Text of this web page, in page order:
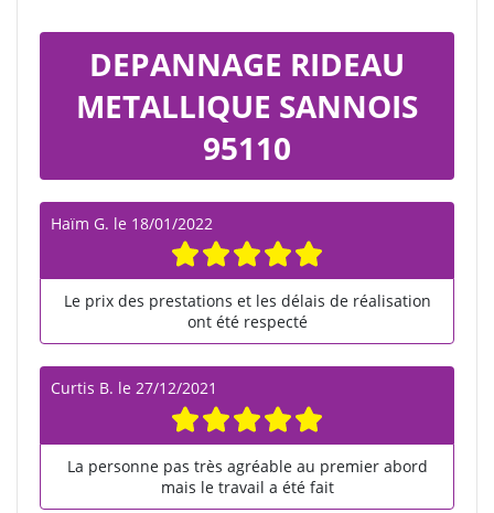
DEPANNAGE RIDEAU
METALLIQUE SANNOIS
95110
Haïm G. le 18/01/2022
Le prix des prestations et les délais de réalisation
ont été respecté
Curtis B. le 27/12/2021
La personne pas très agréable au premier abord
mais le travail a été fait